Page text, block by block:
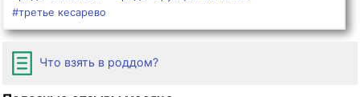
#третье кесарево
Что взять в роддом?